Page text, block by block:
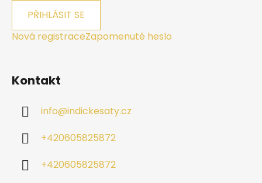
PŘIHLÁSIT SE
Nová registraceZapomenuté heslo
Kontakt
info@indickesaty.cz
+420605825872
+420605825872